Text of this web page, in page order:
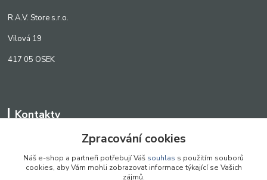
R.A.V. Store s.r.o.
Vilová 19
417 05 OSEK
Kontakty
+420 776 242 909
Zpracování cookies
Náš e-shop a partneři potřebují Váš souhlas s použitím souborů
cookies, aby Vám mohli zobrazovat informace týkající se Vašich
zájmů.